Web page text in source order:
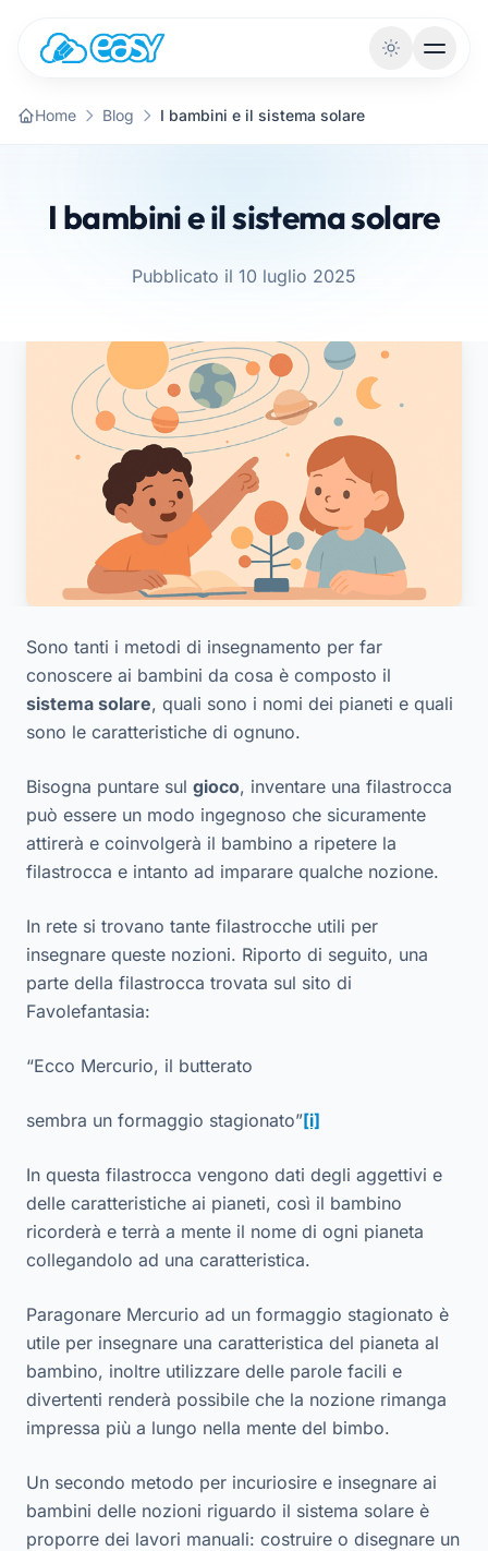
Home Blog I bambini e il sistema solare
I bambini e il sistema solare
Pubblicato il 10 luglio 2025
Sono tanti i metodi di insegnamento per far
conoscere ai bambini da cosa è composto il
sistema solare, quali sono i nomi dei pianeti e quali
sono le caratteristiche di ognuno.
Bisogna puntare sul gioco, inventare una filastrocca
può essere un modo ingegnoso che sicuramente
attirerà e coinvolgerà il bambino a ripetere la
filastrocca e intanto ad imparare qualche nozione.
In rete si trovano tante filastrocche utili per
insegnare queste nozioni. Riporto di seguito, una
parte della filastrocca trovata sul sito di
Favolefantasia:
“Ecco Mercurio, il butterato
sembra un formaggio stagionato”[i]
In questa filastrocca vengono dati degli aggettivi e
delle caratteristiche ai pianeti, così il bambino
ricorderà e terrà a mente il nome di ogni pianeta
collegandolo ad una caratteristica.
Paragonare Mercurio ad un formaggio stagionato è
utile per insegnare una caratteristica del pianeta al
bambino, inoltre utilizzare delle parole facili e
divertenti renderà possibile che la nozione rimanga
impressa più a lungo nella mente del bimbo.
Un secondo metodo per incuriosire e insegnare ai
bambini delle nozioni riguardo il sistema solare è
proporre dei lavori manuali: costruire o disegnare un